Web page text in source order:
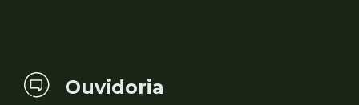
Ouvidoria